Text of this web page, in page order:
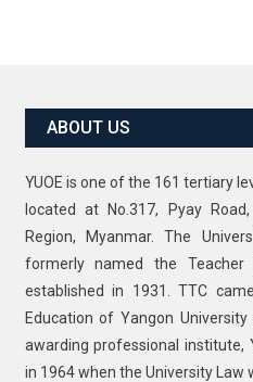
ABOUT US
YUOE is one of the 161 tertiary
located at No.317, Pyay
Region, Myanmar. The
formerly named the Teacher
established in 1931. TTC
Education of Yangon
awarding professional institute,
in 1964 when the University Law